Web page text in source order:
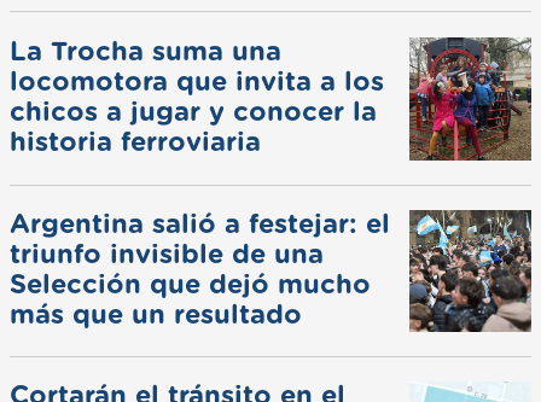
La Trocha suma una
locomotora que invita a los
chicos a jugar y conocer la
historia ferroviaria
Argentina salió a festejar: el
triunfo invisible de una
Selección que dejó mucho
más que un resultado
Cortarán el tránsito en el